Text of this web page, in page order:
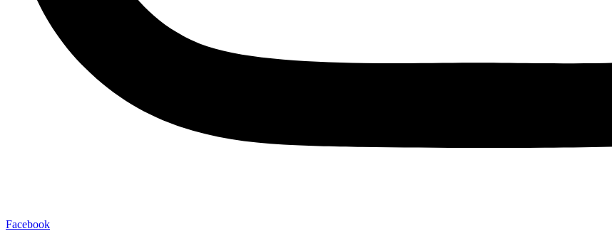
Facebook